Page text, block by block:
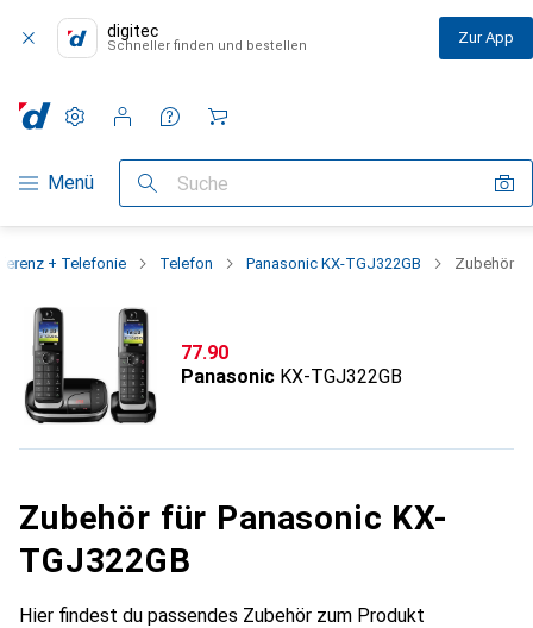
digitec
Schneller finden und bestellen Zur App
Navigation nach Kategorien
Menü Suche
Einstellungen
Kundenkonto
Vergleichslisten
Merklisten
Warenkorb
+ Telefonie Telefon Panasonic KX-TGJ322GB Zubehör
CHF
77.90
Panasonic KX-TGJ322GB
Zubehör für Panasonic KX-
TGJ322GB
Hier findest du passendes Zubehör zum Produkt